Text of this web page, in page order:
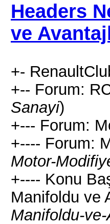
Headers
ve
+-
+-- Forum:
Sanayi)
+--- Forum:
+---- Forum:
Motor-
+---- Konu
Manifoldu ve
Manifoldu-